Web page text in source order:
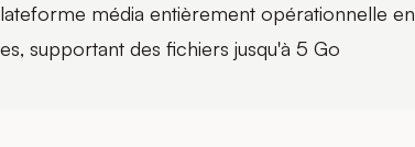
média entièrement opérationnelle en
supportant des fichiers jusqu'à 5 Go